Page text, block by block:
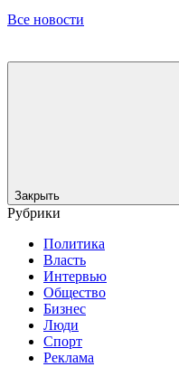
Все новости
Закрыть
Рубрики
Политика
Власть
Интервью
Общество
Бизнес
Люди
Спорт
Реклама